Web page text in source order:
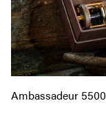
Ambassadeur